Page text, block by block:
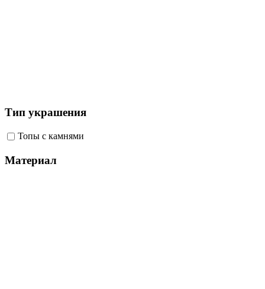
Тип украшения
Топы с камнями
Материал